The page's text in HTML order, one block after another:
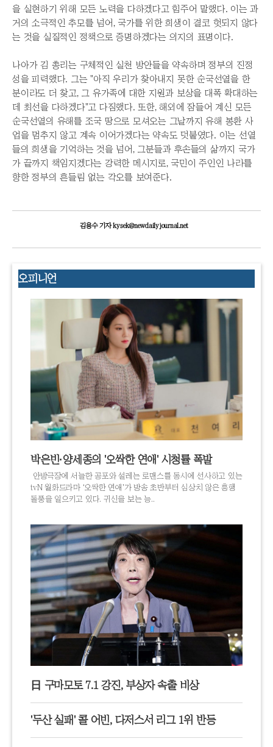
을 실현하기 위해 모든 노력을 다하겠다고 힘주어 말했다. 이는 과
거의 소극적인 추모를 넘어, 국가를 위한 희생이 결코 헛되지 않다
는 것을 실질적인 정책으로 증명하겠다는 의지의 표명이다.
나아가 김 총리는 구체적인 실천 방안들을 약속하며 정부의 진정
성을 피력했다. 그는 "아직 우리가 찾아내지 못한 순국선열을 한
분이라도 더 찾고, 그 유가족에 대한 지원과 보상을 대폭 확대하는
데 최선을 다하겠다"고 다짐했다. 또한, 해외에 잠들어 계신 모든
순국선열의 유해를 조국 땅으로 모셔오는 그날까지 유해 봉환 사
업을 멈추지 않고 계속 이어가겠다는 약속도 덧붙였다. 이는 선열
들의 희생을 기억하는 것을 넘어, 그분들과 후손들의 삶까지 국가
가 끝까지 책임지겠다는 강력한 메시지로, 국민이 주인인 나라를
향한 정부의 흔들림 없는 각오를 보여준다.
김용수 기자 kysek@newdailyjournal.net
오피니언
박은빈·양세종의 '오싹한 연애' 시청률 폭발
안방극장에 서늘한 공포와 설레는 로맨스를 동시에 선사하고 있는
tvN 월화드라마 ‘오싹한 연애’가 방송 초반부터 심상치 않은 흥행
돌풍을 일으키고 있다. 귀신을 보는 능..
日 구마모토 7.1 강진, 부상자 속출 비상
'두산 실패' 콜 어빈, 다저스서 리그 1위 반등